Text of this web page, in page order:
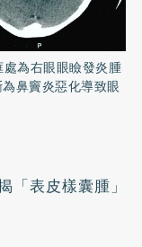
為右眼眼瞼發炎腫
鼻竇炎惡化導致眼
「表皮樣囊腫」